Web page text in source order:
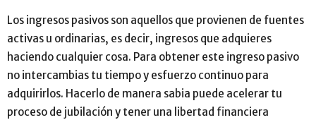
Los ingresos pasivos son aquellos que provienen de fuentes
activas u ordinarias, es decir, ingresos que adquieres
haciendo cualquier cosa. Para obtener este ingreso pasivo
no intercambias tu tiempo y esfuerzo continuo para
adquirirlos. Hacerlo de manera sabia puede acelerar tu
proceso de jubilación y tener una libertad financiera